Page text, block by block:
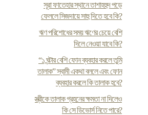
সূরা ফাতেহার স্থানে তাশাহহুদ পড়ে
ফেললে সিজদায়ে সাহু দিতে হবে কি?
ঋণ পরিশোধের সময় ঋণের চেয়ে বেশি
দিলে নেওয়া যাবে কি?
“১ ঘন্টার বেশি ফোন ব্যবহার করলে তুমি
তালাক” স্বামী একথা বললে এবং ফোন
ব্যবহার করলে কি তালাক হবে?
স্ত্রীকে তালাক গ্রহনের ক্ষমতা না দিলেও
কি সে ডিভোর্স নিতে পারে?